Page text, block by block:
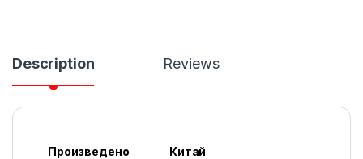
Description Reviews
Произведено Китай